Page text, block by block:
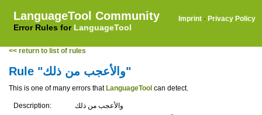
LanguageTool Community
Error Rules for LanguageTool
Imprint · Privacy Policy
<< return to list of rules
Rule "والأعجب من ذلك"
This is one of many errors that LanguageTool can detect.
Description:
والأعجب من ذلك